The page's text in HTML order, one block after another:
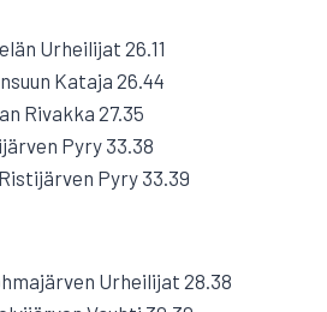
Urheilijat 26.11
Kataja 26.44
Rivakka 27.35
Pyry 33.38
Pyry 33.39
Urheilijat 28.38